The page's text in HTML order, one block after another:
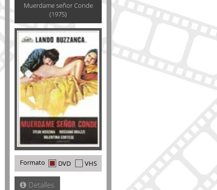
Muerdame señor Conde
(1975)
Formato DVD VHS
Detalles